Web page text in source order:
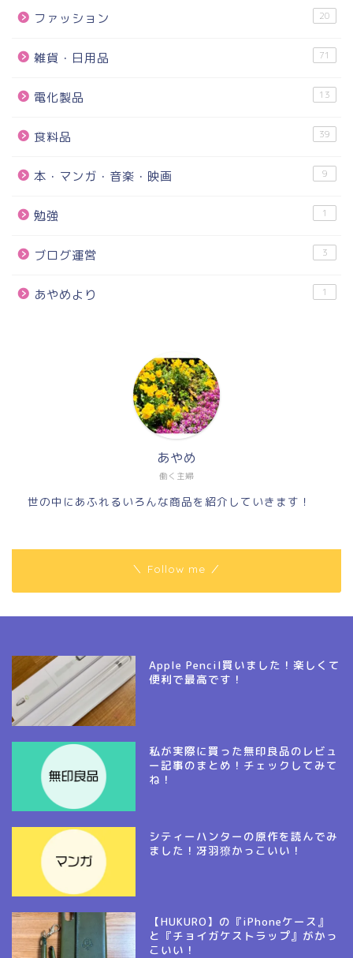
ファッション 20
雑貨・日用品 71
電化製品 13
食料品 39
本・マンガ・音楽・映画 9
勉強 1
ブログ運営 3
あやめより 1
働く主婦
あやめ
世の中にあふれるいろんな商品を紹介していきます！
＼ Follow me ／
Apple Pencil買いました！楽しくて
便利で最高です！
私が実際に買った無印良品のレビュ
ー記事のまとめ！チェックしてみて
ね！
シティーハンターの原作を読んでみ
ました！冴羽獠かっこいい！
【HUKURO】の『iPhoneケース』
と『チョイガケストラップ』がかっ
こいい！